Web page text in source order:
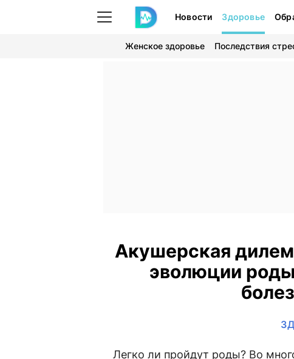
Новости Здоровье
Женское здоровье Последствия
Акушерская
эволюции
Легко ли пройдут роды? Во